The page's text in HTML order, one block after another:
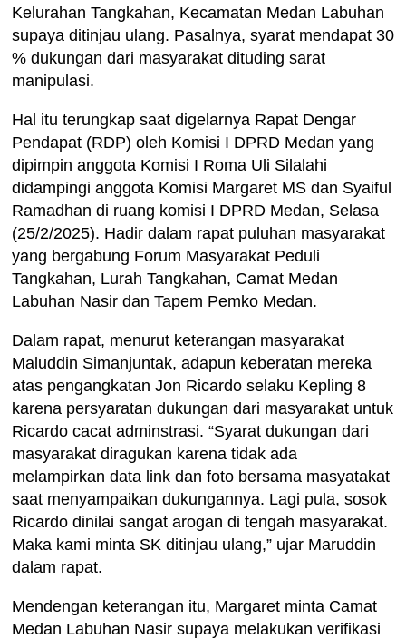
Kelurahan Tangkahan, Kecamatan Medan Labuhan
supaya ditinjau ulang. Pasalnya, syarat mendapat 30
% dukungan dari masyarakat dituding sarat
manipulasi.
Hal itu terungkap saat digelarnya Rapat Dengar
Pendapat (RDP) oleh Komisi I DPRD Medan yang
dipimpin anggota Komisi I Roma Uli Silalahi
didampingi anggota Komisi Margaret MS dan Syaiful
Ramadhan di ruang komisi I DPRD Medan, Selasa
(25/2/2025). Hadir dalam rapat puluhan masyarakat
yang bergabung Forum Masyarakat Peduli
Tangkahan, Lurah Tangkahan, Camat Medan
Labuhan Nasir dan Tapem Pemko Medan.
Dalam rapat, menurut keterangan masyarakat
Maluddin Simanjuntak, adapun keberatan mereka
atas pengangkatan Jon Ricardo selaku Kepling 8
karena persyaratan dukungan dari masyarakat untuk
Ricardo cacat adminstrasi. “Syarat dukungan dari
masyarakat diragukan karena tidak ada
melampirkan data link dan foto bersama masyatakat
saat menyampaikan dukungannya. Lagi pula, sosok
Ricardo dinilai sangat arogan di tengah masyarakat.
Maka kami minta SK ditinjau ulang,” ujar Maruddin
dalam rapat.
Mendengan keterangan itu, Margaret minta Camat
Medan Labuhan Nasir supaya melakukan verifikasi